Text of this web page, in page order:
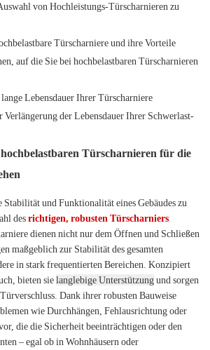
von Hochleistungs-Türscharnieren zu
Türscharniere und ihre Vorteile
auf die Sie bei hochbelastbaren Türscharnieren
Lebensdauer Ihrer Türscharniere
Verlängerung der Lebensdauer Ihrer Schwerlast-
Türscharnieren für die
Stabilität und Funktionalität eines Gebäudes zu
desrichtigen, robusten Türscharniers
dienen nicht nur dem Öffnen und Schließen
maßgeblich zur Stabilität des gesamten
in stark frequentierten Bereichen. Konzipiert
bieten sielanglebige Unterstützungund sorgen
Dank ihrer robusten Bauweise
wie Durchhängen, Fehlausrichtung oder
die die Sicherheit beeinträchtigen oder den
– egal ob in Wohnhäusern oder